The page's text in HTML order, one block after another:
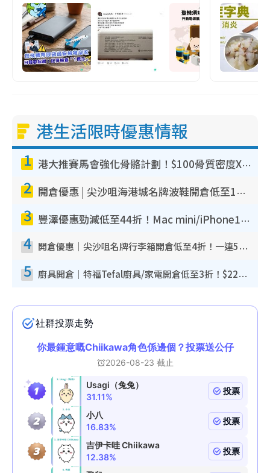
港生活限時優惠情報
1 港大推賽馬會強化骨骼計劃！$100骨質密度X光檢查 完成免費運動訓練送超市禮券！附參加資格
2 開倉優惠 | 尖沙咀海港城名牌波鞋開倉低至1折！On鞋$899起／Joy&Peace鞋履$98起
3 豐澤優惠勁減低至44折！Mac mini/iPhone17Pro大減價！廚房家電$220起
4 開倉優惠｜尖沙咀名牌行李箱開倉低至4折！一連5日 American Tourister/ace./Hallmark $200起！
5 廚具開倉｜特福Tefal廚具/家電開倉低至3折！$220起買平底鍋/炒鑊/湯煲！電飯煲/吸塵機/燙斗$418起